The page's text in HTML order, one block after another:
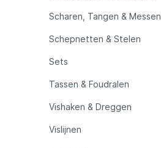
Plano
Pro Line
Scharen, Tangen & Messen
Schepnetten & Stelen
Sets
Tassen & Foudralen
Vishaken & Dreggen
Vislijnen